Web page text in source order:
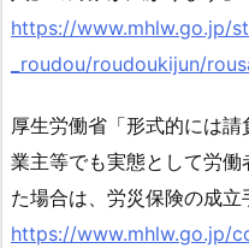
ン
ク
4.
全
投
稿
https://www.mhlw.go.jp/
_roudou/roudoukijun/
厚生労働省「形式的には
業主等でも実態として労
た場合は、労災保険の成立
https://www.mhlw.go.jp/